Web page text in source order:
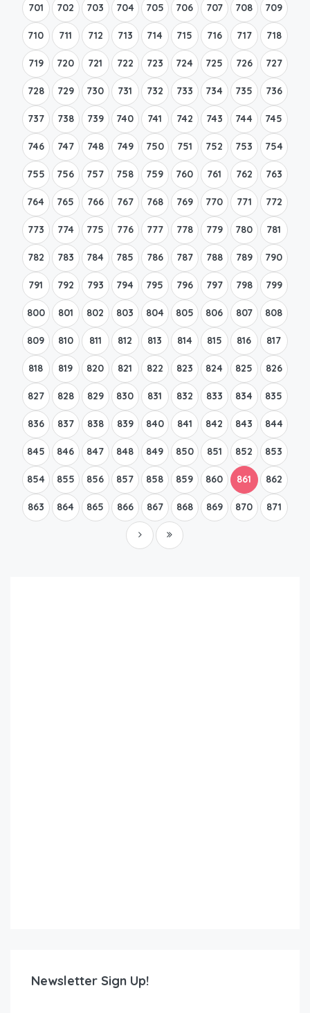
701 702 703 704 705 706 707 708 709
710 711 712 713 714 715 716 717 718
719 720 721 722 723 724 725 726 727
728 729 730 731 732 733 734 735 736
737 738 739 740 741 742 743 744 745
746 747 748 749 750 751 752 753 754
755 756 757 758 759 760 761 762 763
764 765 766 767 768 769 770 771 772
773 774 775 776 777 778 779 780 781
782 783 784 785 786 787 788 789 790
791 792 793 794 795 796 797 798 799
800 801 802 803 804 805 806 807 808
809 810 811 812 813 814 815 816 817
818 819 820 821 822 823 824 825 826
827 828 829 830 831 832 833 834 835
836 837 838 839 840 841 842 843 844
845 846 847 848 849 850 851 852 853
854 855 856 857 858 859 860 861 862
863 864 865 866 867 868 869 870 871
Newsletter Sign Up!